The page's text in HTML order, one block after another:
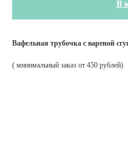
В
Вафельная трубочка с вареной
( минимальный заказ от 450 рублей)